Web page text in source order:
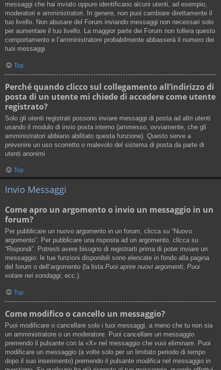
messaggi che hai inviato oppure identificano alcuni utenti, ad esempio,
moderatori e amministratori. In genere, non puoi cambiare direttamente il
tuo livello. Non abusare del Forum inviando messaggi non necessari solo
per aumentare il tuo livello. La maggior parte dei Forum non tollera questo
comportamento e l’amministratore probabilmente abbasserà il numero dei
tuoi messaggi.
Top
Perché quando clicco sul collegamento all’indirizzo di
posta di un utente mi chiede di accedere come utente
registrato?
Solo gli utenti registrati possono inviare messaggi di posta ad altri utenti
usando il modulo di invio posta interno (ammesso, ovviamente, che gli
amministratori abbiano abilitato questa funzione). Questo serve a
prevenire un uso scorretto o malevolo del sistema di posta da parte di
utenti anonimi
Top
Invio Messaggi
Come apro un argomento o invio un messaggio in un
forum?
Per pubblicare un nuovo argomento in un forum, clicca su “Nuovo
argomento”. Per pubblicare una risposta ad un argomento, clicca su
“Rispondi”. Potresti avere bisogno di registrarti prima di poter inviare un
messaggio: le tue funzioni disponibili sono elencate in fondo alla pagina
del forum o dell’argomento (la lista Puoi aprire nuovi argomenti, Puoi
votare nei sondaggi, ecc.).
Top
Come modifico o cancello un messaggio?
Puoi modificare o cancellare solo i tuoi messaggi, a meno che tu non sia
un amministratore o un moderatore. Puoi cancellare un messaggio
premendo il pulsante con la «X» nel messaggio che vuoi eliminare. Puoi
modificare un messaggio (a volte solo per un limitato periodo di tempo
dopo il suo inserimento) premendo il pulsante modifica nel messaggio in